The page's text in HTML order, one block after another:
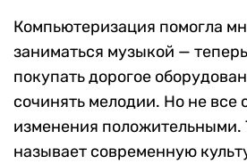
Компьютеризация помогла
заниматься музыкой —
покупать дорогое
сочинять мелодии. Но не все
изменения положительными.
называет современную